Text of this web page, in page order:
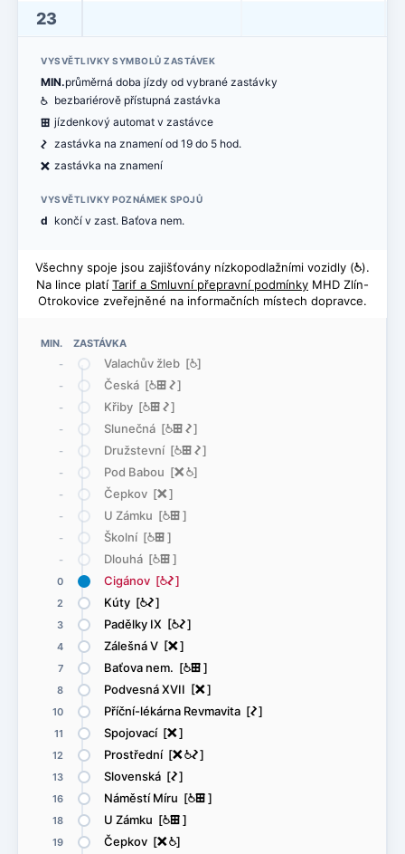
MIN. ZASTÁVKA
-
Valachův žleb [@]
- Česká [@æó]
- Křiby [@æó]
- Slunečná [@æó]
- Družstevní [@æó]
- Pod Babou [ë@]
- Čepkov [ë]
- U Zámku [@æ]
- Školní [@æ]
- Dlouhá [@æ]
0 Cigánov [@ó]
2 Kúty [@ó]
3 Padělky IX [@ó]
4 Zálešná V [ë]
7 Baťova nem. [@æ]
8 Podvesná XVII [ë]
10 Příční-lékárna Revmavita [ó]
11 Spojovací [ë]
12 Prostřední [ë@ó]
13 Slovenská [ó]
16 Náměstí Míru [@æ]
18 U Zámku [@æ]
19 Čepkov [ë@]
23
VYSVĚTLIVKY SYMBOLŮ ZASTÁVEK
MIN.průměrná doba jízdy od vybrané zastávky
@ bezbariérově přístupná zastávka
æ jízdenkový automat v zastávce
ó zastávka na znamení od 19 do 5 hod.
ë zastávka na znamení
VYSVĚTLIVKY POZNÁMEK SPOJŮ
d končí v zast. Baťova nem.
Všechny spoje jsou zajišťovány nízkopodlažními vozidly (@).
Na lince platí Tarif a Smluvní přepravní podmínky MHD Zlín-
Otrokovice zveřejněné na informačních místech dopravce.